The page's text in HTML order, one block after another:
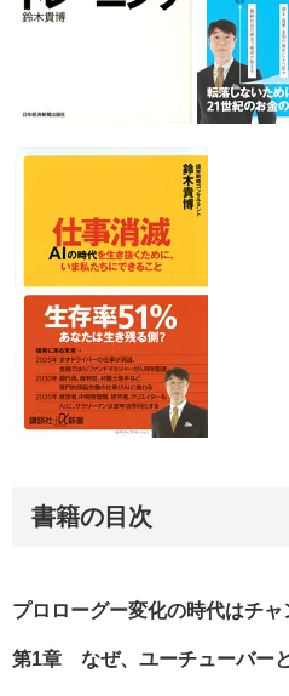
書籍の目次
プロローグー変化の時代はチャ
第1章 なぜ、ユーチューバー